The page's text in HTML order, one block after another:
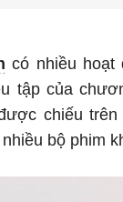
có nhiều hoạt
tập của
chiếu
bộ phim